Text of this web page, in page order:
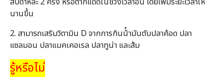
นานขึ้น
2. สามารถเสริมวิตามิน D จากการกินน้ํามันตับปลาค้อด ปลา
แซลมอน ปลาแมคเคอเรล ปลาทูน่า และส้ม
รู้หรือไม่